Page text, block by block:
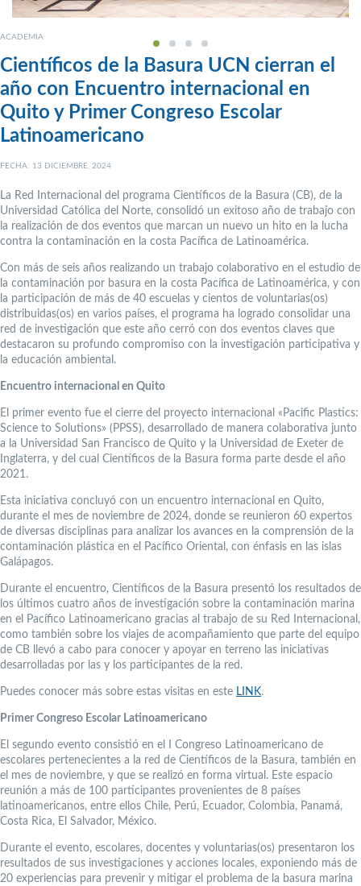
ACADEMIA
Científicos de la Basura UCN cierran el
año con Encuentro internacional en
Quito y Primer Congreso Escolar
Latinoamericano
FECHA: 13 DICIEMBRE, 2024
La Red Internacional del programa Científicos de la Basura (CB), de la
Universidad Católica del Norte, consolidó un exitoso año de trabajo con
la realización de dos eventos que marcan un nuevo un hito en la lucha
contra la contaminación en la costa Pacífica de Latinoamérica.
Con más de seis años realizando un trabajo colaborativo en el estudio de
la contaminación por basura en la costa Pacífica de Latinoamérica, y con
la participación de más de 40 escuelas y cientos de voluntarias(os)
distribuidas(os) en varios países, el programa ha logrado consolidar una
red de investigación que este año cerró con dos eventos claves que
destacaron su profundo compromiso con la investigación participativa y
la educación ambiental.
Encuentro internacional en Quito
El primer evento fue el cierre del proyecto internacional «Pacific Plastics:
Science to Solutions» (PPSS), desarrollado de manera colaborativa junto
a la Universidad San Francisco de Quito y la Universidad de Exeter de
Inglaterra, y del cual Científicos de la Basura forma parte desde el año
2021.
Esta iniciativa concluyó con un encuentro internacional en Quito,
durante el mes de noviembre de 2024, donde se reunieron 60 expertos
de diversas disciplinas para analizar los avances en la comprensión de la
contaminación plástica en el Pacífico Oriental, con énfasis en las islas
Galápagos.
Durante el encuentro, Científicos de la Basura presentó los resultados de
los últimos cuatro años de investigación sobre la contaminación marina
en el Pacífico Latinoamericano gracias al trabajo de su Red Internacional,
como también sobre los viajes de acompañamiento que parte del equipo
de CB llevó a cabo para conocer y apoyar en terreno las iniciativas
desarrolladas por las y los participantes de la red.
Puedes conocer más sobre estas visitas en este LINK.
Primer Congreso Escolar Latinoamericano
El segundo evento consistió en el I Congreso Latinoamericano de
escolares pertenecientes a la red de Científicos de la Basura, también en
el mes de noviembre, y que se realizó en forma virtual. Este espacio
reunión a más de 100 participantes provenientes de 8 países
latinoamericanos, entre ellos Chile, Perú, Ecuador, Colombia, Panamá,
Costa Rica, El Salvador, México.
Durante el evento, escolares, docentes y voluntarias(os) presentaron los
resultados de sus investigaciones y acciones locales, exponiendo más de
20 experiencias para prevenir y mitigar el problema de la basura marina